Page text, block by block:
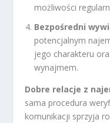
możliwości
Bezpośredni
potencjalnym
jego charakteru
wynajmem.
Dobre relacje z
sama procedura
komunikacji sprzyja